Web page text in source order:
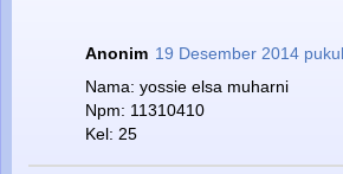
Anonim 19 Desember 2014
Nama: yossie elsa muharni
Npm: 11310410
Kel: 25